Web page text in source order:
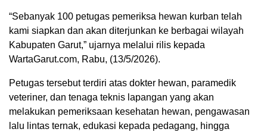
“Sebanyak 100 petugas pemeriksa hewan kurban telah
kami siapkan dan akan diterjunkan ke berbagai wilayah
Kabupaten Garut,” ujarnya melalui rilis kepada
WartaGarut.com, Rabu, (13/5/2026).
Petugas tersebut terdiri atas dokter hewan, paramedik
veteriner, dan tenaga teknis lapangan yang akan
melakukan pemeriksaan kesehatan hewan, pengawasan
lalu lintas ternak, edukasi kepada pedagang, hingga